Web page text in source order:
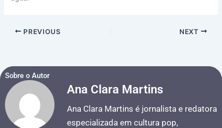
PREVIOUS NEXT
Sobre o Autor
Ana Clara Martins
Ana Clara Martins é jornalista e redatora
especializada em cultura pop,